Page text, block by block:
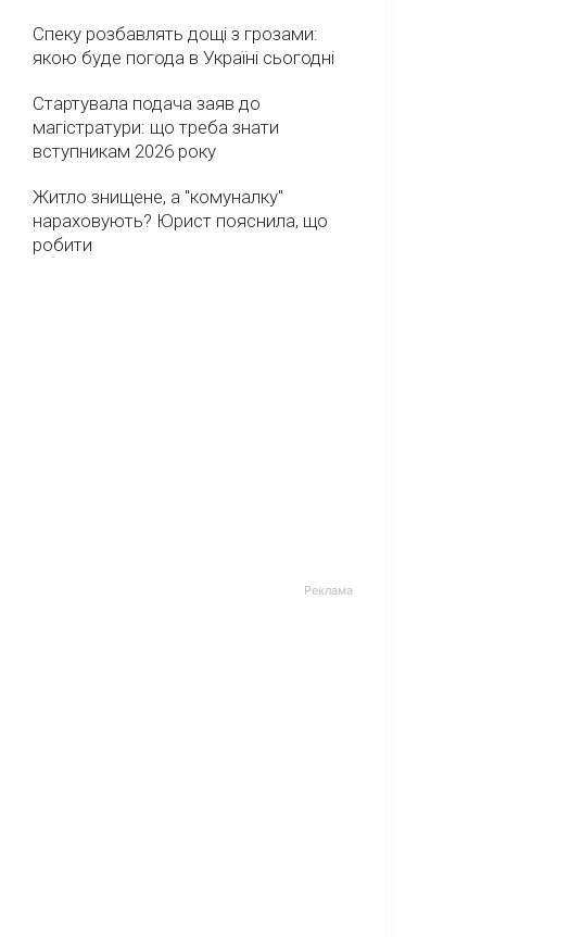
Спеку розбавлять дощі з грозами:
якою буде погода в Україні сьогодні
Стартувала подача заяв до
магістратури: що треба знати
вступникам 2026 року
Житло знищене, а "комуналку"
нараховують? Юрист пояснила, що
робити